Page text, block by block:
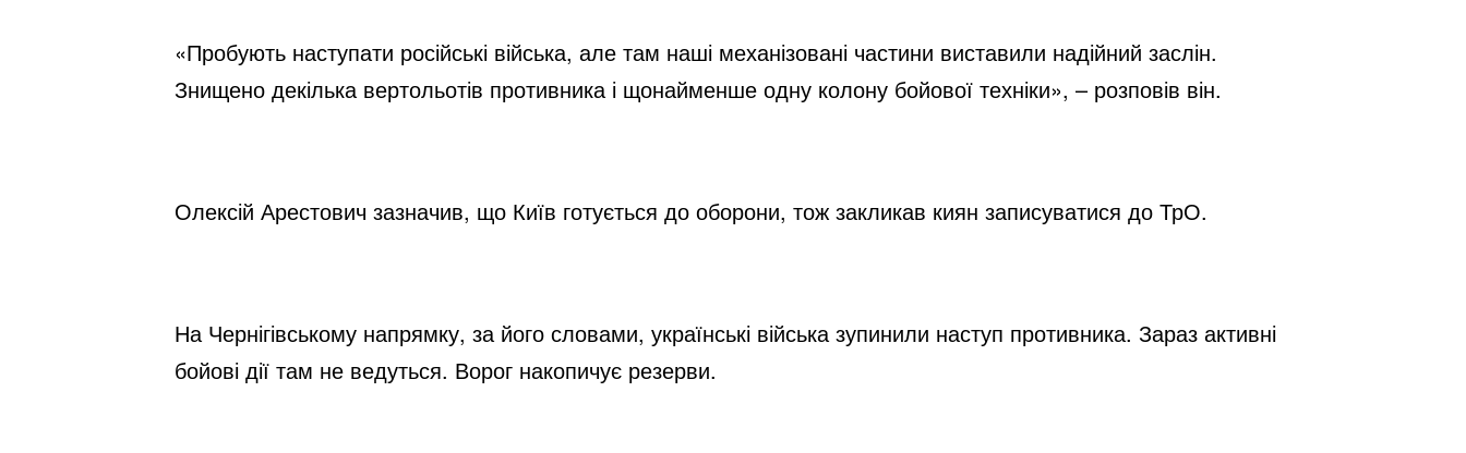
«Пробують наступати російські війська, але там наші механізовані частини виставили надійний заслін.
Знищено декілька вертольотів противника і щонайменше одну колону бойової техніки», – розповів він.
Олексій Арестович зазначив, що Київ готується до оборони, тож закликав киян записуватися до ТрО.
На Чернігівському напрямку, за його словами, українські війська зупинили наступ противника. Зараз активні
бойові дії там не ведуться. Ворог накопичує резерви.